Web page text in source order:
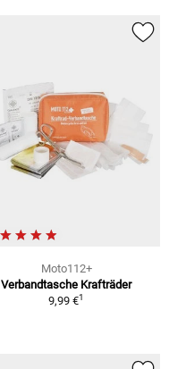
Moto112+
Verbandtasche Krafträder
9,99 €1